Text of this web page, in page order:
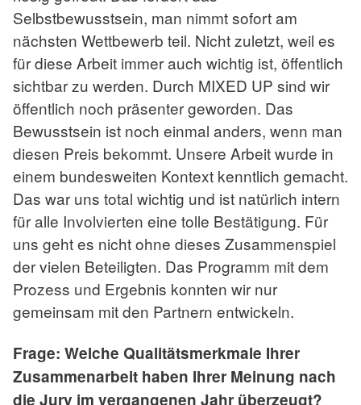
Selbstbewusstsein, man nimmt sofort am
nächsten Wettbewerb teil. Nicht zuletzt, weil es
für diese Arbeit immer auch wichtig ist, öffentlich
sichtbar zu werden. Durch MIXED UP sind wir
öffentlich noch präsenter geworden. Das
Bewusstsein ist noch einmal anders, wenn man
diesen Preis bekommt. Unsere Arbeit wurde in
einem bundesweiten Kontext kenntlich gemacht.
Das war uns total wichtig und ist natürlich intern
für alle Involvierten eine tolle Bestätigung. Für
uns geht es nicht ohne dieses Zusammenspiel
der vielen Beteiligten. Das Programm mit dem
Prozess und Ergebnis konnten wir nur
gemeinsam mit den Partnern entwickeln.
Frage: Welche Qualitätsmerkmale Ihrer
Zusammenarbeit haben Ihrer Meinung nach
die Jury im vergangenen Jahr überzeugt?